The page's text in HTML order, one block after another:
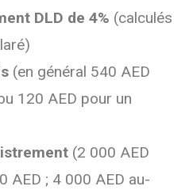
DLD de 4% (calculés
(en général 540 AED
120 AED pour un
(2 000 AED
AED ; 4 000 AED au-